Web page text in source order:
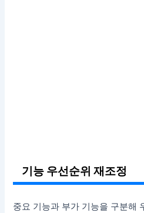
기능 우선순위 재조정
중요 기능과 부가 기능을 구분해